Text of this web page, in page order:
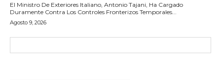
El Ministro De Exteriores Italiano, Antonio Tajani, Ha Cargado
Duramente Contra Los Controles Fronterizos Temporales...
Agosto 9, 2026